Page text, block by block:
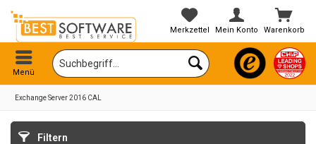
Warenkorb
Merkzettel Mein Konto
Menü
Exchange Server 2016 CAL
Filtern